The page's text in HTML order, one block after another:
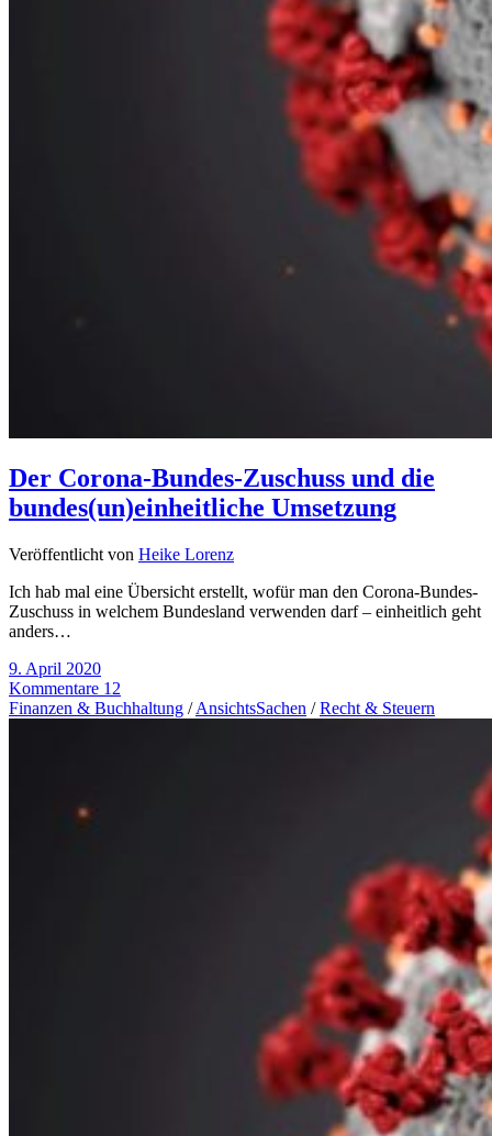
Der Corona-Bundes-Zuschuss und die
bundes(un)einheitliche Umsetzung
Veröffentlicht von Heike Lorenz
Ich hab mal eine Übersicht erstellt, wofür man den Corona-Bundes-
Zuschuss in welchem Bundesland verwenden darf – einheitlich geht
anders…
9. April 2020
Kommentare 12
Finanzen & Buchhaltung /AnsichtsSachen /Recht & Steuern